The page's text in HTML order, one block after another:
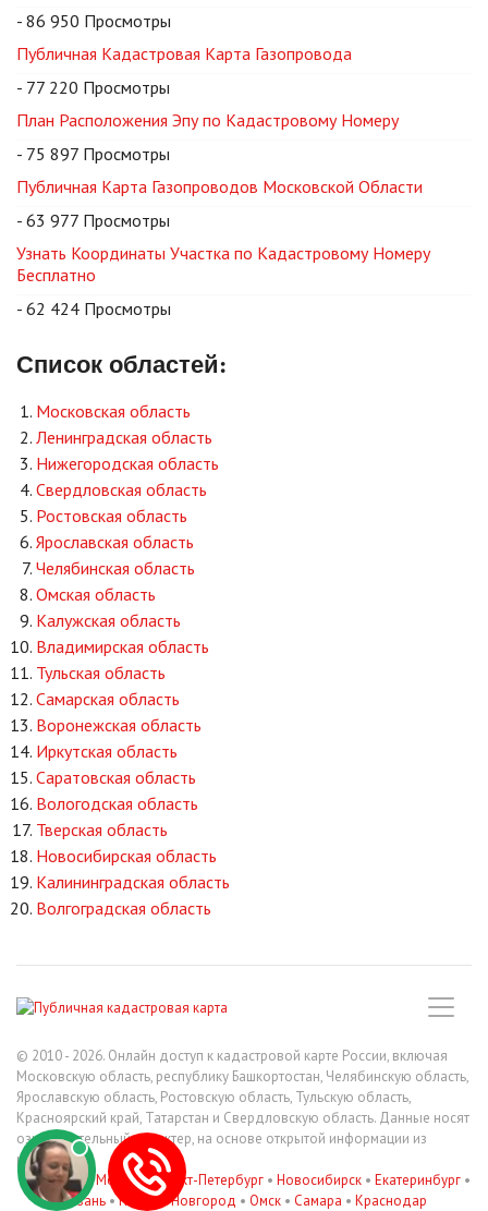
- 86 950 Просмотры
Публичная Кадастровая Карта Газопровода
- 77 220 Просмотры
План Расположения Эпу по Кадастровому Номеру
- 75 897 Просмотры
Публичная Карта Газопроводов Московской Области
- 63 977 Просмотры
Узнать Координаты Участка по Кадастровому Номеру
Бесплатно
- 62 424 Просмотры
Список областей:
Московская область
Ленинградская область
Нижегородская область
Свердловская область
Ростовская область
Ярославская область
Челябинская область
Омская область
Калужская область
Владимирская область
Тульская область
Самарская область
Воронежская область
Иркутская область
Саратовская область
Вологодская область
Тверская область
Новосибирская область
Калининградская область
Волгоградская область
© 2010 - 2026. Онлайн доступ к кадастровой карте России, включая
Московскую область, республику Башкортостан, Челябинскую область,
Ярославскую область, Ростовскую область, Тульскую область,
Красноярский край, Татарстан и Свердловскую область. Данные носят
ознакомительный характер, на основе открытой информации из
росреестра.
В регионах :Москва•Санкт-Петербург• Новосибирск• Екатеринбург•
Казань •Нижний Новгород • Омск • Самара • Краснодар